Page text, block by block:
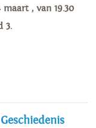
maart , van 19.30
3.